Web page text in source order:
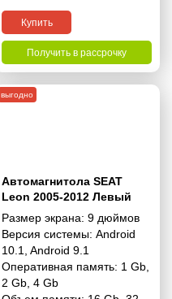
Купить
Получить в рассрочку
Автомагнитола SEAT
Leon 2005-2012 Левый
руль 9"
Размер экрана: 9 дюймов
Версия системы: Android
10.1
,Android 9.1
Оперативная память: 1 Gb
2 Gb ,4 Gb
выгодно